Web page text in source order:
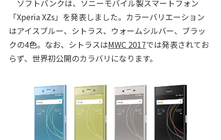
ソフトバンクは、ソニーモバイル製スマートフォン
「Xperia XZs」を発表しました。カラーバリエーション
はアイスブルー、シトラス、ウォームシルバー、ブラッ
クの4色。なお、シトラスはMWC 2017では発表されてお
らず、世界初公開のカラバリになります。